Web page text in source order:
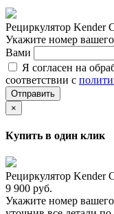
Рециркулятор Kender
Укажите номер
Вами
Я согласен на
соответствии с
Отправить
×
Купить в один клик
Рециркулятор Kender
9 900 руб.
Укажите номер